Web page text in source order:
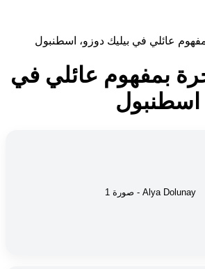
عائلي في بيليك دوزو، اسطنبول
بمفهوم عائلي في
اسطنبول